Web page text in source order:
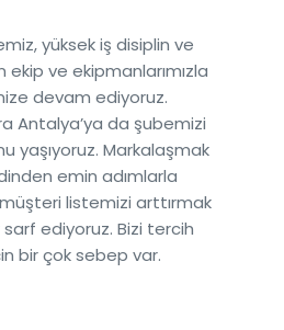
yüksek iş disiplin ve
ekip ve ekipmanlarımızla
devam ediyoruz.
Antalya’ya da şubemizi
yaşıyoruz. Markalaşmak
emin adımlarla
listemizi arttırmak
ediyoruz. Bizi tercih
bir çok sebep var.